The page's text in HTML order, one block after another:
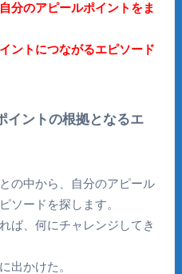
分のアピールポイントをま
ントにつながるエピソード
イントの根拠となるエ
の中から、自分のアピール
ソードを探します。
ば、何にチャレンジしてき
出かけた。